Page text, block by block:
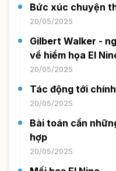
Bức xúc chuyện
20/05/2025
Gilbert Walker -
về hiểm họa El
20/05/2025
Tác động tới
20/05/2025
Bài toán cần
hợp
20/05/2025